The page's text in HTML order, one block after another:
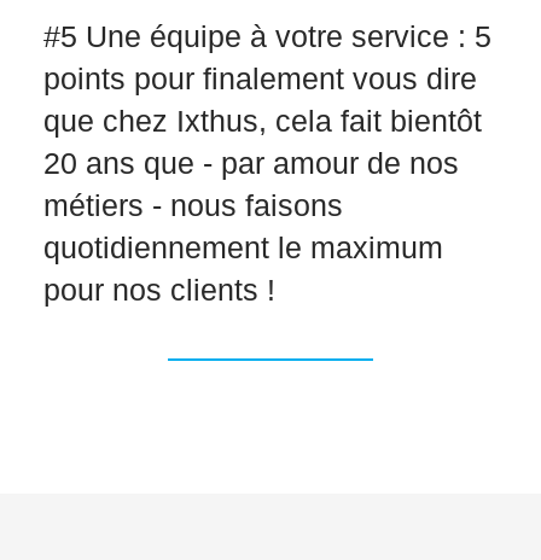
#5 Une équipe à votre service : 5
points pour finalement vous dire
que chez Ixthus, cela fait bientôt
20 ans que - par amour de nos
métiers - nous faisons
quotidiennement le maximum
pour nos clients !